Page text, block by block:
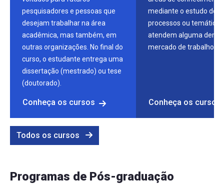
pesquisadores e pessoas que
desejam trabalhar na área
acadêmica, mas também, em
outras organizações. No final do
curso, o estudante entrega uma
dissertação (mestrado) ou tese
(doutorado).
Conheça os cursos
mediante o estudo de
processos ou
atendem alguma
mercado de trabalho.
Conheça os cursos
Todos os cursos
Programas de Pós-graduação